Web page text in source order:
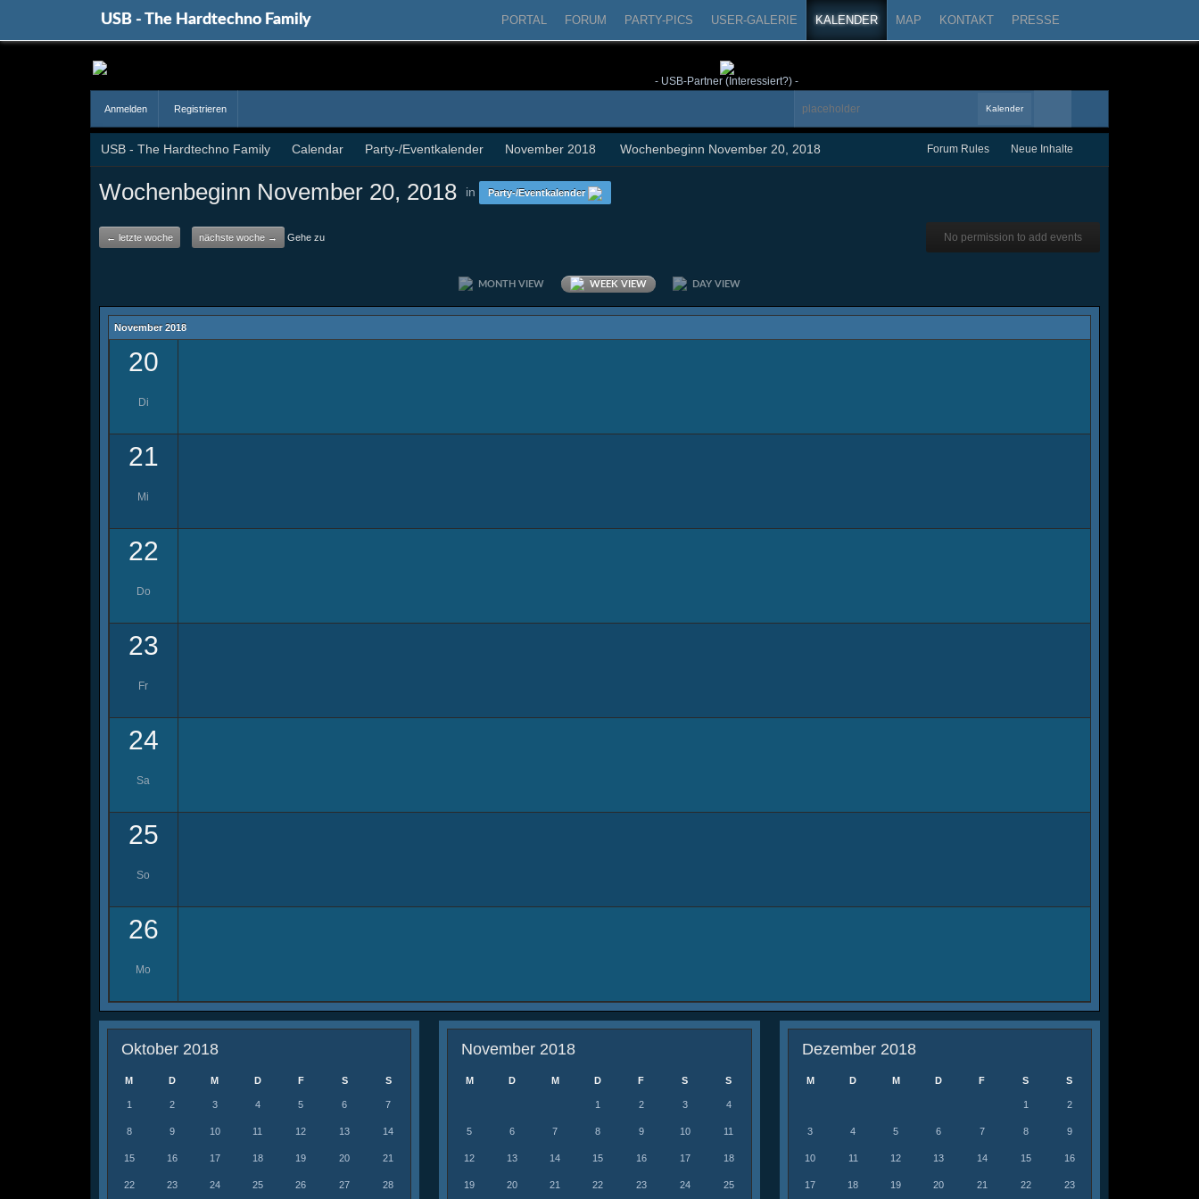
USB - The Hardtechno Family PORTAL FORUM PARTY-PICS USER-GALERIE KALENDER MAP KONTAKT PRESSE
- USB-Partner (Interessiert?) -
Anmelden Registrieren Kalender
USB - The Hardtechno Family Calendar Party-/Eventkalender November 2018 Wochenbeginn November 20, 2018 Forum Rules Neue Inhalte
Wochenbeginn November 20, 2018 in Party-/Eventkalender
← letzte woche nächste woche → Gehe zu No permission to add events
MONTH VIEW WEEK VIEW DAY VIEW
November 2018
20
Di
21
Mi
22
Do
23
Fr
24
Sa
25
So
26
Mo
Oktober 2018
M D M D F S S
1 2 3 4 5 6 7
8 9 10 11 12 13 14
15 16 17 18 19 20 21
22 23 24 25 26 27 28
November 2018
M D M D F S S
1 2 3 4
5 6 7 8 9 10 11
12 13 14 15 16 17 18
19 20 21 22 23 24 25
Dezember 2018
M D M D F S S
1 2
3 4 5 6 7 8 9
10 11 12 13 14 15 16
17 18 19 20 21 22 23